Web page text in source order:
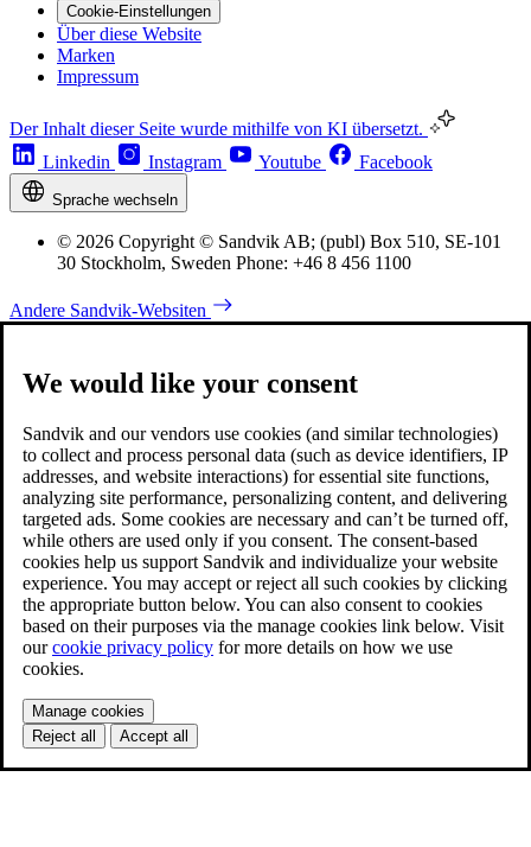
Cookie-Einstellungen
Über diese Website
Marken
Impressum
Der Inhalt dieser Seite wurde mithilfe von KI übersetzt.
Linkedin
Instagram Youtube Facebook
Sprache wechseln
© 2026 Copyright © Sandvik AB; (publ) Box 510, SE-101
30 Stockholm, Sweden Phone: +46 8 456 1100
Andere Sandvik-Websiten
We would like your consent
Sandvik and our vendors use cookies (and similar technologies)
to collect and process personal data (such as device identifiers, IP
addresses, and website interactions) for essential site functions,
analyzing site performance, personalizing content, and delivering
targeted ads. Some cookies are necessary and can’t be turned off,
while others are used only if you consent. The consent-based
cookies help us support Sandvik and individualize your website
experience. You may accept or reject all such cookies by clicking
the appropriate button below. You can also consent to cookies
based on their purposes via the manage cookies link below. Visit
ourcookie privacy policy for more details on how we use
cookies.
Manage cookies
Reject all
Accept all